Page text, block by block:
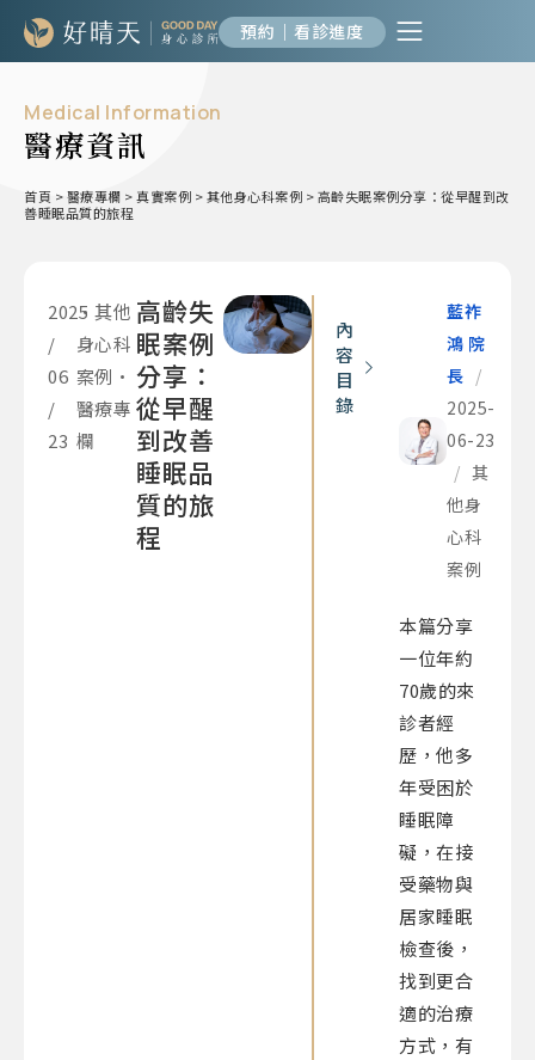
預約｜看診進度
Medical Information
醫療資訊
首頁 >醫療專欄 >真實案例 >其他身心科案例 >高齡失眠案例分享：從早醒到改
善睡眠品質的旅程
2025
/
06
/
23
•其他
身心科
案例 •
醫療專
欄
高齡失
眠案例
分享：
從早醒
到改善
睡眠品
質的旅
程
內
容
目
錄
藍祚
鴻 院
長 /
2025-
06-23
/ 其
他身
心科
案例
本篇分享
一位年約
70歲的來
診者經
歷，他多
年受困於
睡眠障
礙，在接
受藥物與
居家睡眠
檢查後，
找到更合
適的治療
方式，有